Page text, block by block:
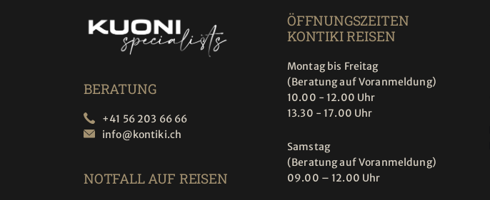
BERATUNG
+41 56 203 66 66
info@kontiki.ch
NOTFALL AUF REISEN
ÖFFNUNGSZEITEN
KONTIKI REISEN
Montag bis Freitag
(Beratung auf Voranmeldung)
10.00 - 12.00 Uhr
13.30 - 17.00 Uhr
Samstag
(Beratung auf Voranmeldung)
09.00 – 12.00 Uhr